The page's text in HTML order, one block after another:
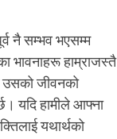
नै सम्भव भएसम्म
भावनाहरू हाम्राजस्तै
उसको जीवनको
यदि हामीले आफ्ना
यथार्थको